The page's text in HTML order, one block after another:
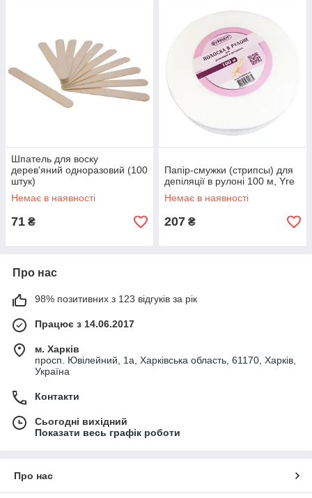
Шпатель для воску
дерев'яний одноразовий (100
штук)
Немає в наявності
71 ₴
Папір-смужки (стрипсы) для
депіляції в рулоні 100 м, Yre
Немає в наявності
207 ₴
Про нас
98% позитивних з 123 відгуків за рік
Працює з 14.06.2017
м. Харків
просп. Ювілейний, 1а, Харківська область, 61170, Харків,
Україна
Контакти
Сьогодні вихідний
Показати весь графік роботи
Про нас